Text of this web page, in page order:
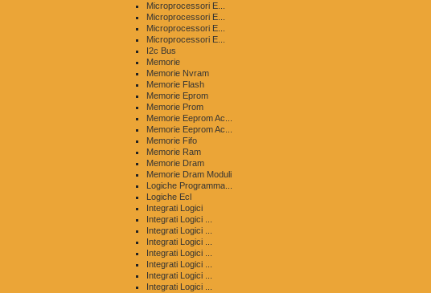
Microprocessori E...
Microprocessori E...
Microprocessori E...
Microprocessori E...
I2c Bus
Memorie
Memorie Nvram
Memorie Flash
Memorie Eprom
Memorie Prom
Memorie Eeprom Ac...
Memorie Eeprom Ac...
Memorie Fifo
Memorie Ram
Memorie Dram
Memorie Dram Moduli
Logiche Programma...
Logiche Ecl
Integrati Logici
Integrati Logici ...
Integrati Logici ...
Integrati Logici ...
Integrati Logici ...
Integrati Logici ...
Integrati Logici ...
Integrati Logici ...